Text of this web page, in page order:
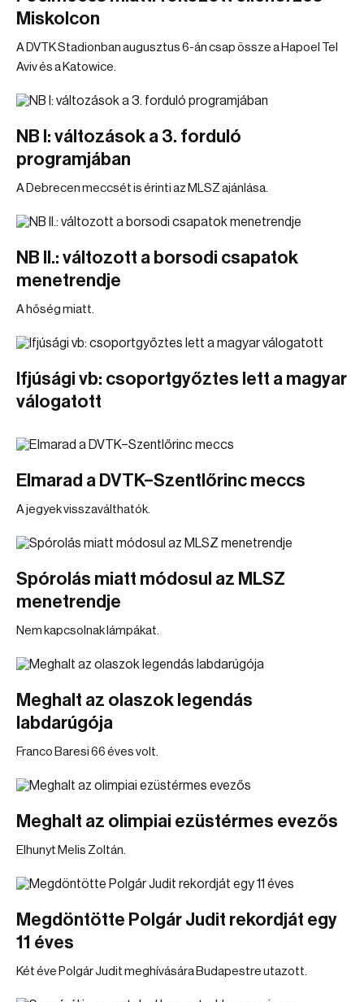
Miskolcon
A DVTK Stadionban augusztus 6-án csap össze a Hapoel Tel
Aviv és a Katowice.
NB I: változások a 3. forduló
programjában
A Debrecen meccsét is érinti az MLSZ ajánlása.
NB II.: változott a borsodi csapatok
menetrendje
A hőség miatt.
Ifjúsági vb: csoportgyőztes lett a magyar
válogatott
Elmarad a DVTK–Szentlőrinc meccs
A jegyek visszaválthatók.
Spórolás miatt módosul az MLSZ
menetrendje
Nem kapcsolnak lámpákat.
Meghalt az olaszok legendás
labdarúgója
Franco Baresi 66 éves volt.
Meghalt az olimpiai ezüstérmes evezős
Elhunyt Melis Zoltán.
Megdöntötte Polgár Judit rekordját egy
11 éves
Két éve Polgár Judit meghívására Budapestre utazott.